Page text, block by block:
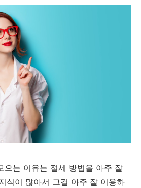
으는 이유는 절세 방법을 아주 잘
식이 많아서 그걸 아주 잘 이용하